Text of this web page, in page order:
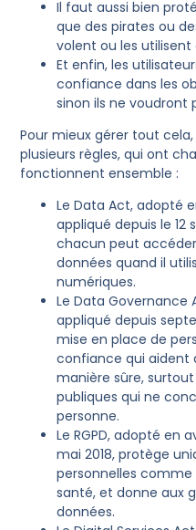
Il faut aussi bien
que des pirates ou
volent ou les
Et enfin, les
confiance dans les
sinon ils ne voudront
Pour mieux gérer tout
plusieurs règles, qui ont
fonctionnent ensemble :
Le Data Act, adopté
appliqué depuis le
chacun peut
données quand il
numériques.
Le Data Governance
appliqué depuis
mise en place de
confiance qui aident
manière sûre,
publiques qui ne
personne.
Le RGPD, adopté en
mai 2018, protège
personnelles
santé, et donne aux
données.